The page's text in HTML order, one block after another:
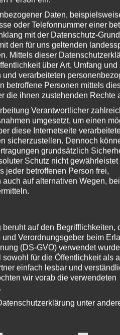
Daten,
oder Telefonnummer einer
mit der Datenschutz-
den für uns geltenden
Mittels dieser
über Art, Umfang
verarbeiteten
betroffene Personen mittels
die ihnen zustehenden Rechte
Verantwortlicher
umgesetzt, um einen
diese Internetseite
sicherzustellen. Dennoch
grundsätzlich
Schutz nicht gewährleistet
jeder betroffenen Person frei,
auf alternativen Wegen,
auf den Begrifflichkeiten,
Verordnungsgeber beim
(DS-GVO) verwendet
für die Öffentlichkeit als
einfach lesbar und
wir vorab die verwendeten
unter